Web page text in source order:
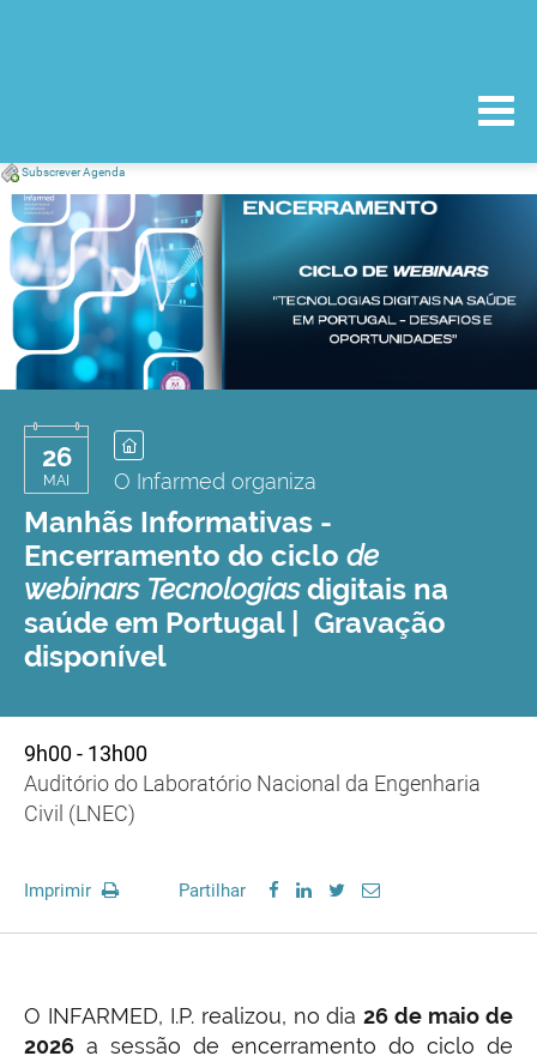
Subscrever Agenda
26
MAI O Infarmed organiza
Manhãs Informativas -
Encerramento do ciclo de
webinars Tecnologiasdigitais na
saúde em Portugal | Gravação
disponível
9h00 - 13h00
Auditório do Laboratório Nacional da Engenharia
Civil (LNEC)
Imprimir Partilhar
O INFARMED, I.P. realizou, no dia26 de maio de
2026 a sessão de encerramento do ciclo de